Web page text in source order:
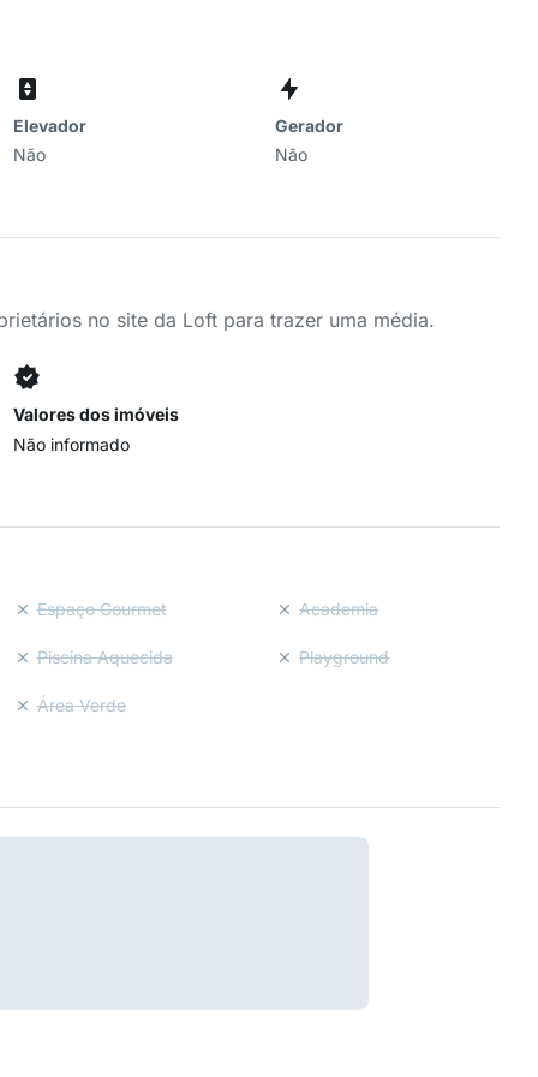
Elevador
Não
Gerador
Não
no site da Loft para trazer uma média.
Valores dos imóveis
Não informado
Espaço Gourmet Academia
Piscina Aquecida Playground
Área Verde